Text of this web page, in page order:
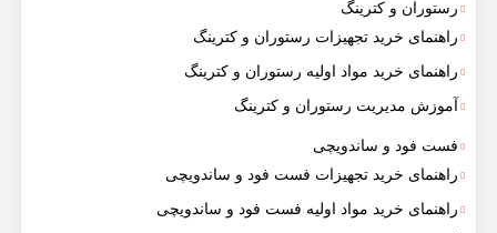
رستوران و کترینگ
راهنمای خرید تجهیزات رستوران و کترینگ
راهنمای خرید مواد اولیه رستوران و کترینگ
آموزش مدیریت رستوران و کترینگ
فست فود و ساندویچی
راهنمای خرید تجهیزات فست فود و ساندویچی
راهنمای خرید مواد اولیه فست فود و ساندویچی